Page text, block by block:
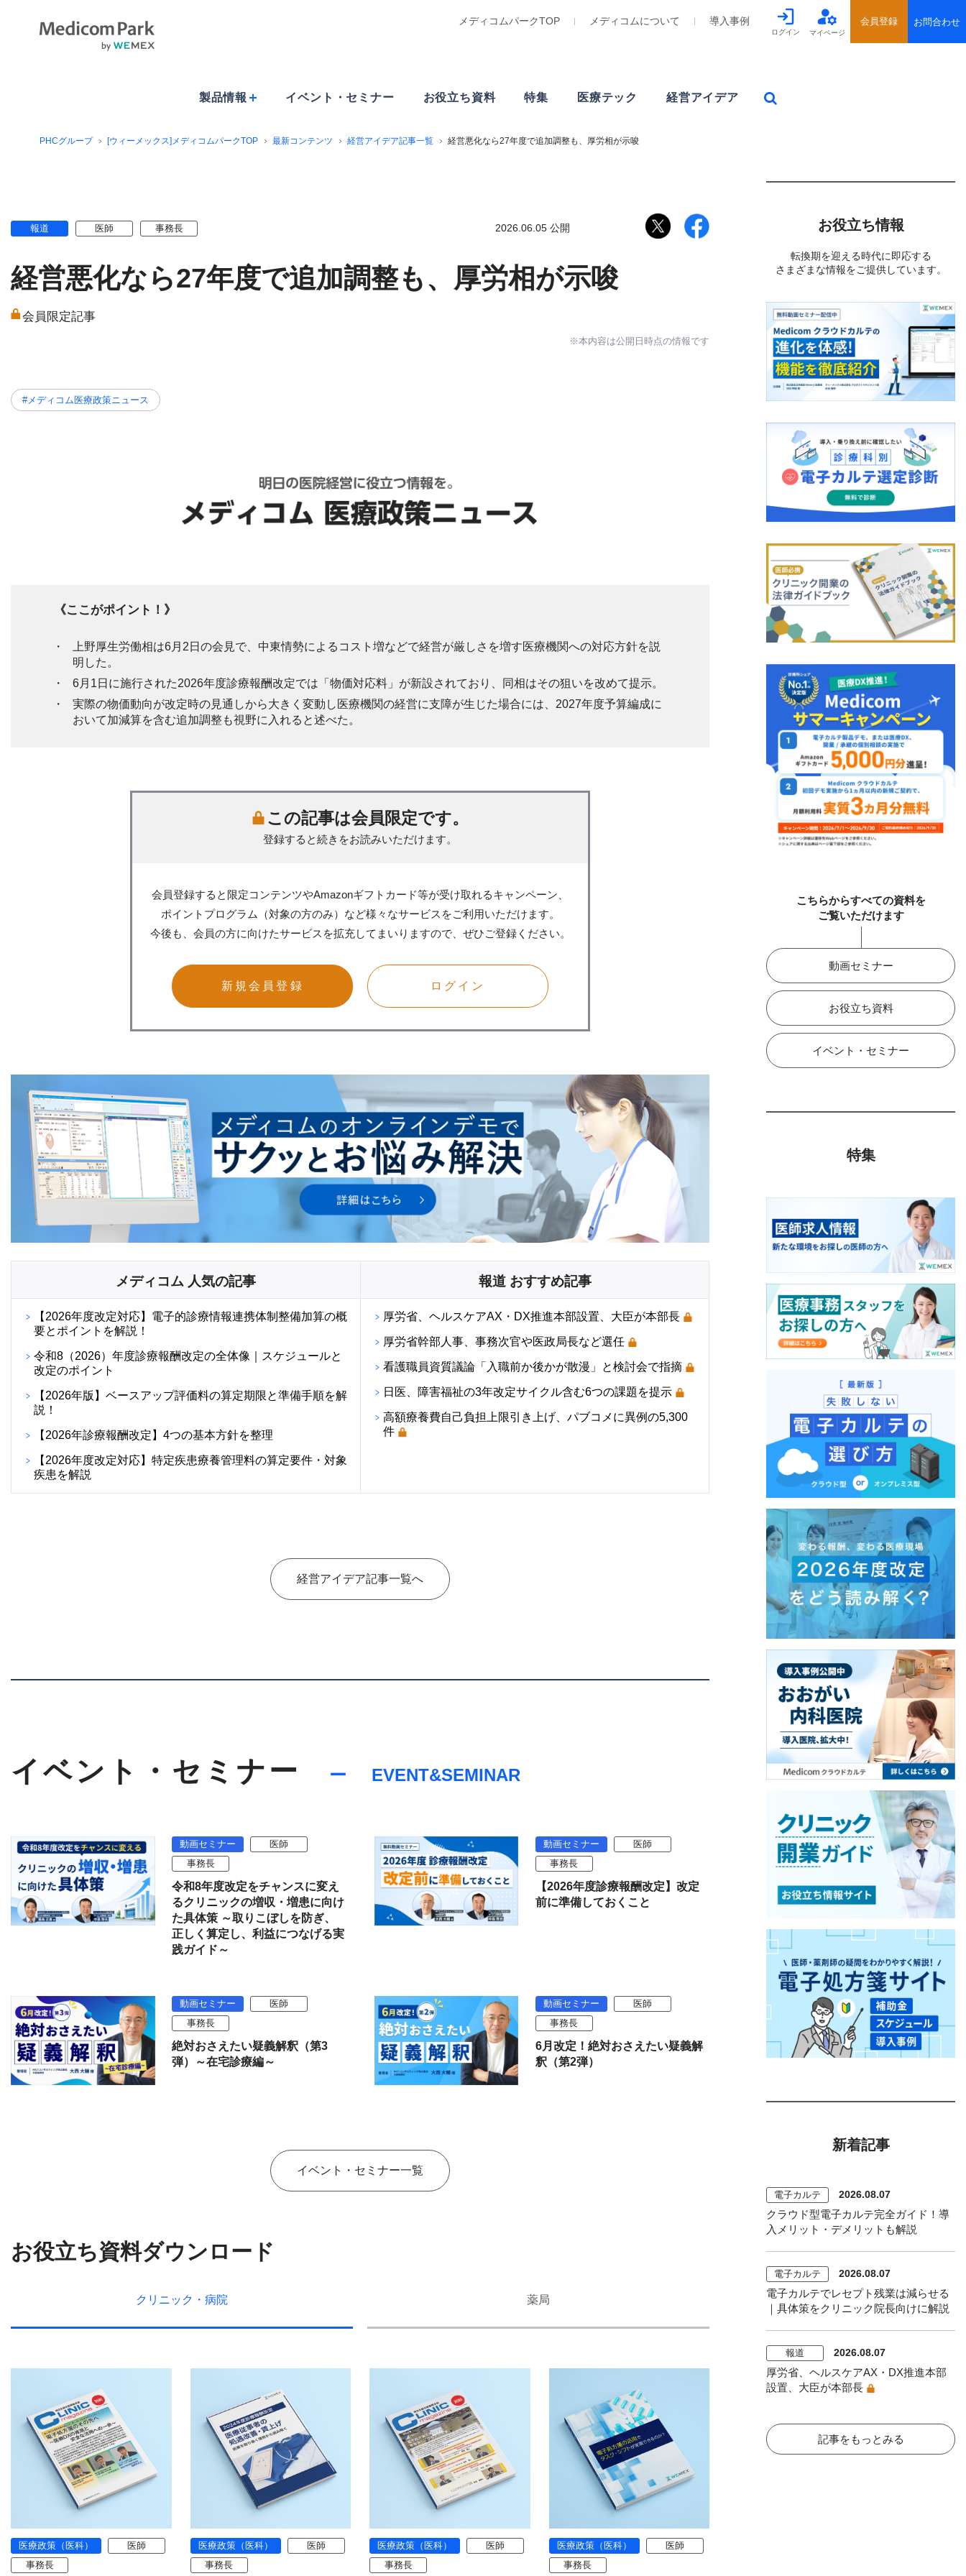
製品情報 イベント・ セミナー お役立ち資料 特集 医療テック 経営アイデア
メディコムパークTOP メディコムについて 導入事例
ログイン マイページ
PHCグループ [ウィーメックス]メディコムパークTOP 最新コンテンツ 経営アイデア記事一覧 経営悪化なら27年度で追加調整も、厚労相が示唆
報道 医師 事務長 2026.06.05 公開
経営悪化なら27年度で追加調整も、厚労相が示唆
会員限定記事
※本内容は公開日時点の情報です
#メディコム医療政策ニュース
《ここがポイント！》
上野厚生労働相は6月2日の会見で、中東情勢によるコスト増などで経営が厳しさを増す医療機関への対応方針を説
明した。
6月1日に施行された2026年度診療報酬改定では「物価対応料」が新設されており、同相はその狙いを改めて提示。
実際の物価動向が改定時の見通しから大きく変動し医療機関の経営に支障が生じた場合には、2027年度予算編成に
おいて加減算を含む追加調整も視野に入れると述べた。
この記事は会員限定です。
登録すると続きをお読みいただけます。
会員登録すると限定コンテンツやAmazonギフトカード等が受け取れるキャンペーン、
ポイントプログラム（対象の方のみ）など様々なサービスをご利用いただけます。
今後も、会員の方に向けたサービスを拡充してまいりますので、ぜひご登録ください。
新規会員登録 ログイン
メディコム 人気の記事
【2026年度改定対応】電子的診療情報連携体制整備加算の概
要とポイントを解説！
令和8（2026）年度診療報酬改定の全体像｜スケジュールと
改定のポイント
【2026年版】ベースアップ評価料の算定期限と準備手順を解
説！
【2026年診療報酬改定】4つの基本方針を整理
【2026年度改定対応】特定疾患療養管理料の算定要件・対象
疾患を解説
報道 おすすめ記事
厚労省、ヘルスケアAX・DX推進本部設置、大臣が本部長
厚労省幹部人事、事務次官や医政局長など選任
看護職員資質議論「入職前か後かが散漫」と検討会で指摘
日医、障害福祉の3年改定サイクル含む6つの課題を提示
高額療養費自己負担上限引き上げ、パブコメに異例の5,300
件
経営アイデア記事一覧へ
イベント・セミナー EVENT&SEMINAR
動画セミナー
医師
事務長
令和8年度改定をチャンスに変え
るクリニックの増収・増患に向け
た具体策 ～取りこぼしを防ぎ、
正しく算定し、利益につなげる実
践ガイド～
動画セミナー
医師
事務長
【2026年度診療報酬改定】改定
前に準備しておくこと
動画セミナー
医師
事務長
絶対おさえたい疑義解釈（第3
弾）～在宅診療編～
動画セミナー
医師
事務長
6月改定！絶対おさえたい疑義解
釈（第2弾）
イベント・セミナー一覧
お役立ち資料ダウンロード
クリニック・ 病院 薬局
医療政策（医科）
医師
事務長
医療政策（医科）
医師
事務長
医療政策（医科）
医師
事務長
医療政策（医科）
医師
事務長
お役立ち情報
転換期を迎える時代に即応する
さまざまな情報をご提供しています。
こちらからすべての資料を
ご覧いただけます
動画セミナー
お役立ち資料
イベント・セミナー
特集
新着記事
電子カルテ 2026.08.07
クラウド型電子カルテ完全ガイド！導
入メリット・デメリットも解説
電子カルテ 2026.08.07
電子カルテでレセプト残業は減らせる
｜具体策をクリニック院長向けに解説
報道 2026.08.07
厚労省、ヘルスケアAX・DX推進本部
設置、大臣が本部長
記事をもっとみる